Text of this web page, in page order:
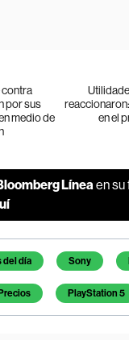
contra
por sus
medio de
en el
Línea en su
del día Sony
PlayStation 5